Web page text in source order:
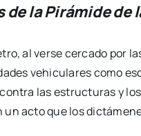
la Pirámide de
al verse cercado por
vehiculares como
las estructuras y
un acto que los